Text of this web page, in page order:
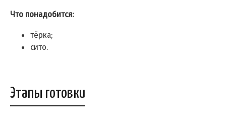
Что понадобится:
тёрка;
сито.
Этапы готовки